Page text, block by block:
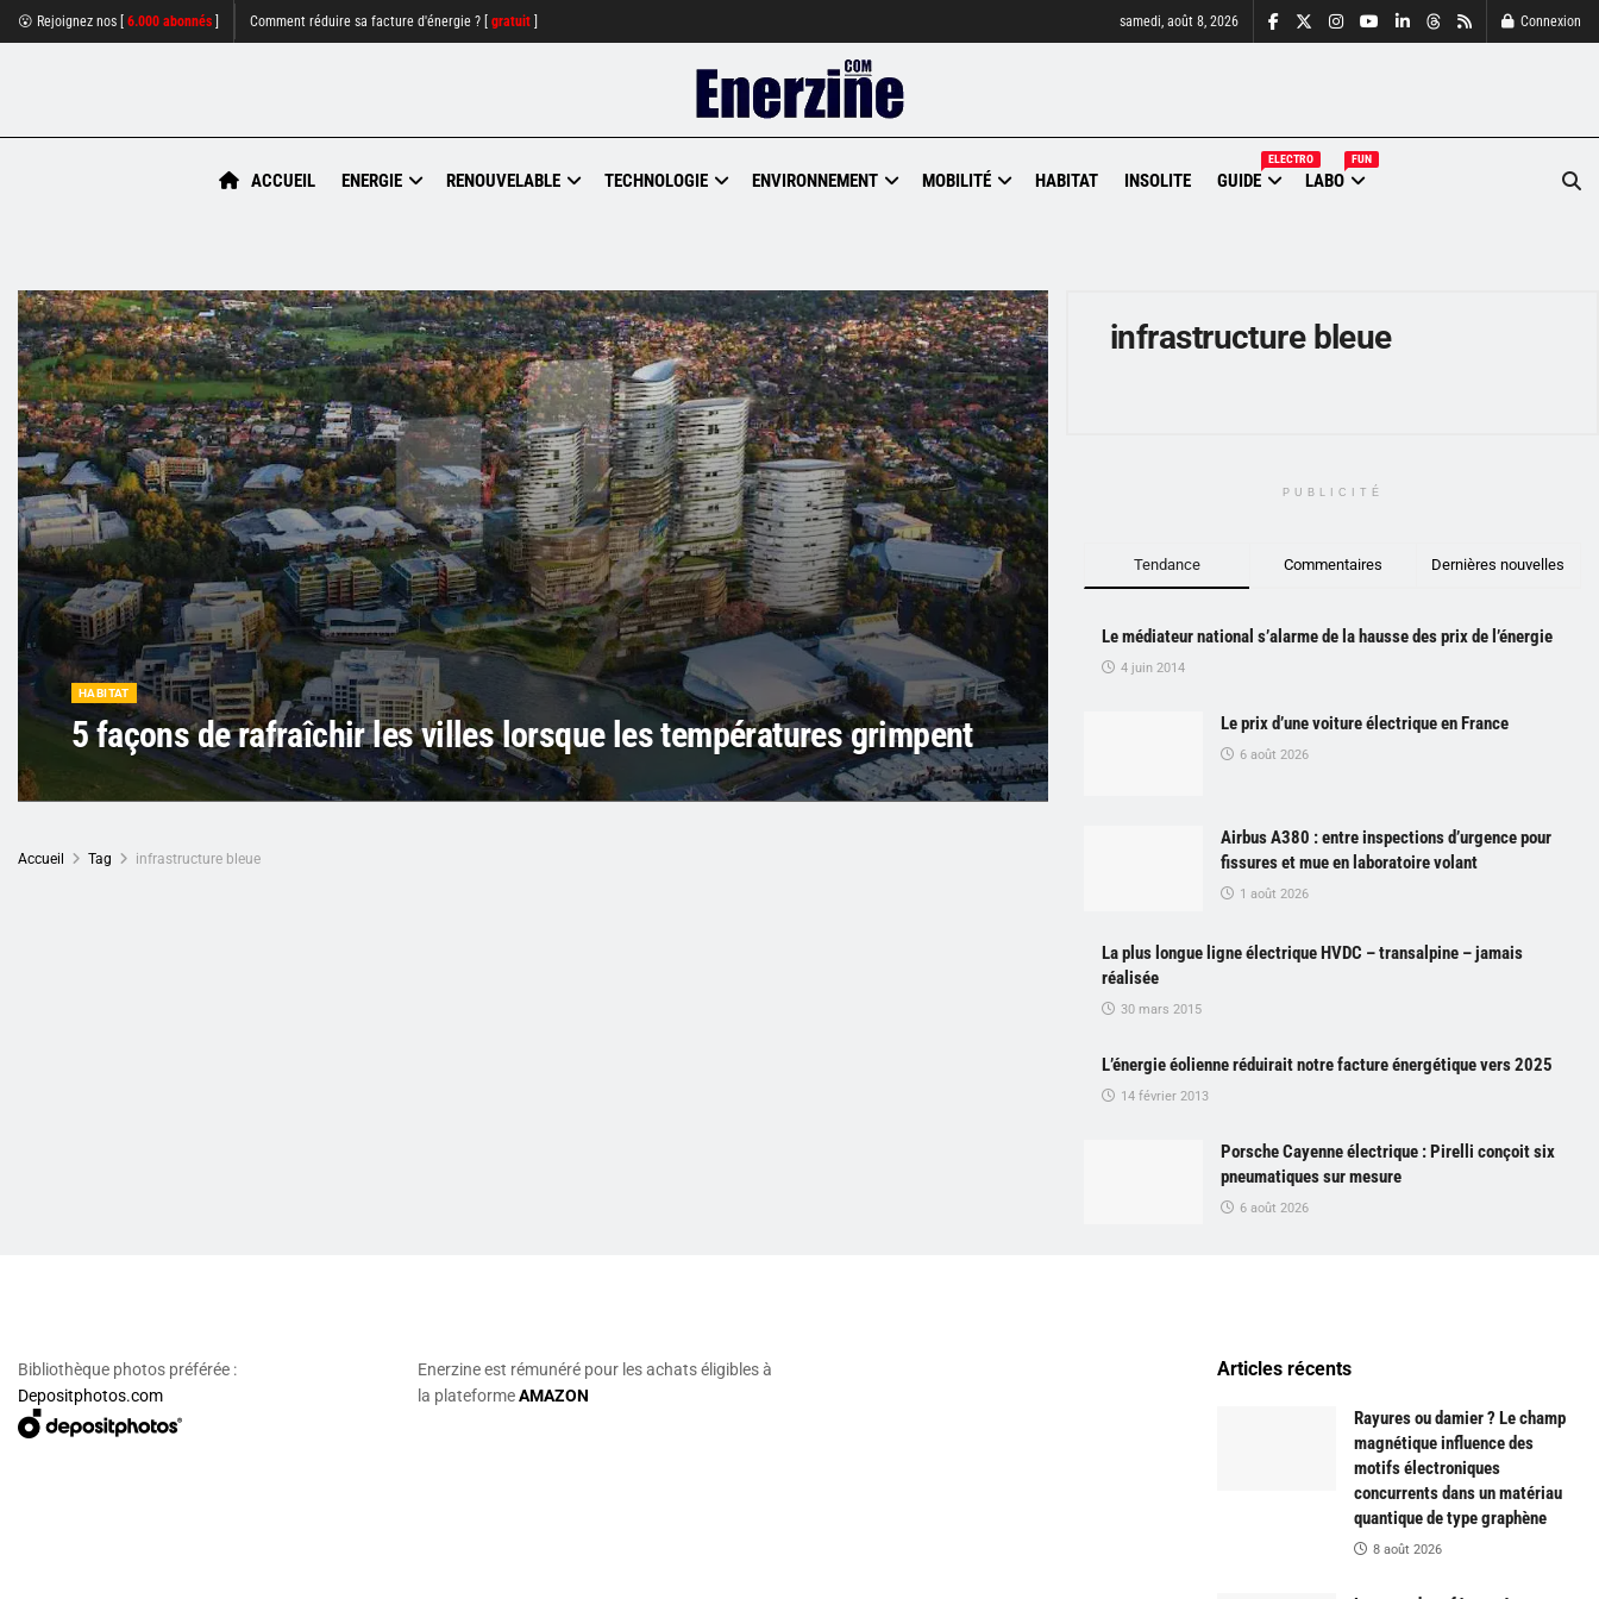
😮 Rejoignez nos [ 6.000 abonnés Comment réduire sa facture d'énergie ? [ gratuit samedi, août 8, 2026 Connexion
ACCUEIL ENERGIE RENOUVELABLE TECHNOLOGIE ENVIRONNEMENT MOBILITÉ HABITAT INSOLITE GUIDE
ELECTRO
LABO
FUN
HABITAT
5 façons de rafraîchir les villes lorsque les températures grimpent
Accueil Tag infrastructure bleue
infrastructure bleue
PUBLICITÉ
Tendance Commentaires Dernières nouvelles
Le médiateur national s’alarme de la hausse des prix de l’énergie
4 juin 2014
Le prix d’une voiture électrique en France
6 août 2026
Airbus A380 : entre inspections d’urgence pour
fissures et mue en laboratoire volant
1 août 2026
La plus longue ligne électrique HVDC – transalpine – jamais
réalisée
30 mars 2015
L’énergie éolienne réduirait notre facture énergétique vers 2025
14 février 2013
Porsche Cayenne électrique : Pirelli conçoit six
pneumatiques sur mesure
6 août 2026
Bibliothèque photos préférée :
Depositphotos.com
Enerzine est rémunéré pour les achats éligibles à
la plateformeAMAZON
Articles récents
Rayures ou damier ? Le champ
magnétique influence des
motifs électroniques
concurrents dans un matériau
quantique de type graphène
8 août 2026